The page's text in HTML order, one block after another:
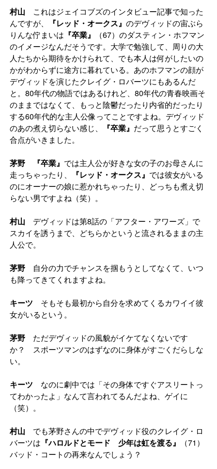
村山 これはジェイコブズのインタビュー記事で知った
んですが、
『レッド・オークス』 のデヴィッドの宙ぶら
りんな佇まいは 『卒業』
（67）のダスティン・ホフマン
のイメージなんだそうです。大学で勉強して、周りの大
人たちから期待をかけられて、でも本人は何がしたいの
かがわからずに途方に暮れている。あのホフマンの顔が
デヴィッドを演じたクレイグ・ロバーツにもあるんだ
と。80年代の物語ではあるけれど、80年代の青春映画そ
のままではなくて、もっと陰鬱だったり内省的だったり
する60年代的な主人公像ってことですよね。デヴィッド
のあの煮え切らない感じ、
『卒業』 だって思うとすごく
合点がいきました。
茅野 『卒業』 では主人公が好きな女の子のお母さんに
走っちゃったり、
『レッド・オークス』 では彼女がいる
のにオーナーの娘に惹かれちゃったり、どっちも煮え切
らない男ですよね（笑）。
村山 デヴィッドは第8話の「アフター・アワーズ」で
スカイを誘うまで、どちらかというと流されるままの主
人公で。
茅野 自分の力でチャンスを掴もうとしてなくて、いつ
も降ってきてくれますよね。
キーツ そもそも最初から自分を求めてくるカワイイ彼
女がいるという。
茅野 ただデヴィッドの風貌がイケてなくないです
か？ スポーツマンのはずなのに身体がすごくだらしな
い。
キーツ なのに劇中では「その身体ですぐアスリートっ
てわかったよ」なんて言われてるんだよね、ゲイに
（笑）。
村山 でも茅野さんの中でデヴィッド役のクレイグ・ロ
バーツは 『ハロルドとモード 少年は虹を渡る』
（71）
バッド・コートの再来なんでしょう？